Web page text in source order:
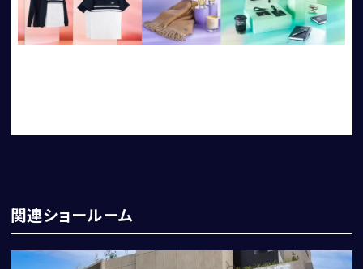
関連ショールーム